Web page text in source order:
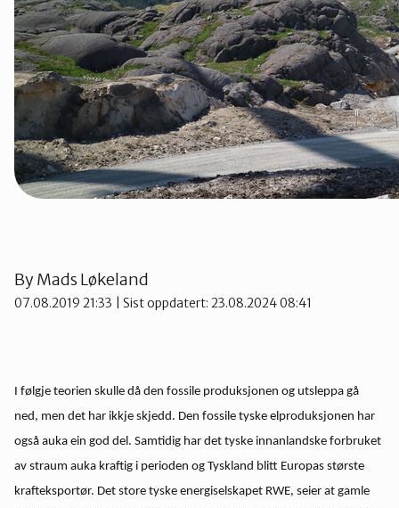
Stjørdal og Meråker
Trøndelag
Trondheim
ByMads Løkeland
07.08.2019 21:33 | Sist oppdatert: 23.08.2024 08:41
I følgje teorien skulle då den fossile produksjonen og utsleppa gå
ned, men det har ikkje skjedd. Den fossile tyske elproduksjonen har
også auka ein god del. Samtidig har det tyske innanlandske forbruket
av straum auka kraftig i perioden og Tyskland blitt Europas største
krafteksportør. Det store tyske energiselskapet RWE, seier at gamle